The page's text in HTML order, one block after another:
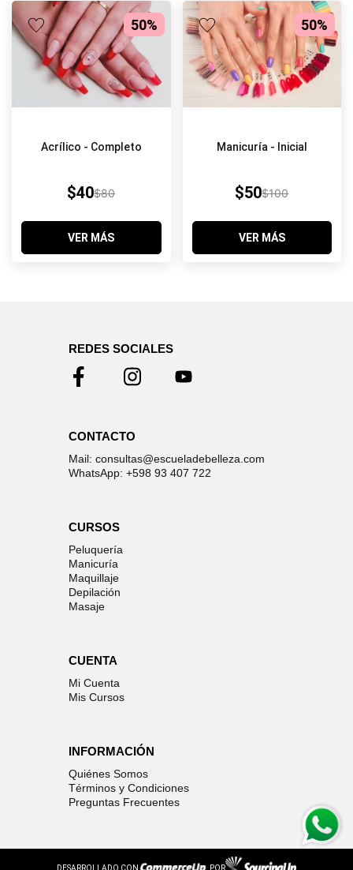
50%
Acrílico - Completo
$80
$40
VER MÁS
50%
Manicuría - Inicial
$100
$50
VER MÁS
REDES SOCIALES
CONTACTO
Mail: consultas@escueladebelleza.com
WhatsApp: +598 93 407 722
CURSOS
Peluquería
Manicuría
Maquillaje
Depilación
Masaje
CUENTA
Mi Cuenta
Mis Cursos
INFORMACIÓN
Quiénes Somos
Términos y Condiciones
Preguntas Frecuentes